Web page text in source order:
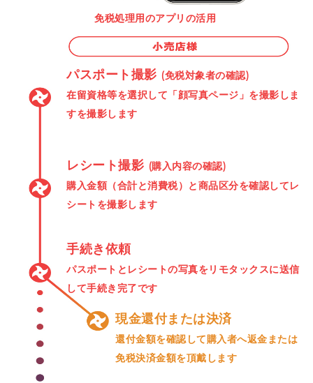
免税処理用のアプリの活用
パスポート撮影 (免税対象者の確認)
在留資格等を選択して「顔写真ページ」を撮影しま
すを撮影します
レシート撮影 (購入内容の確認)
購入金額（合計と消費税）と商品区分を確認してレ
シートを撮影します
手続き依頼
パスポートとレシートの写真をリモタックスに送信
して手続き完了です
現金還付または決済
還付金額を確認して購入者へ返金または
免税決済金額を頂戴します